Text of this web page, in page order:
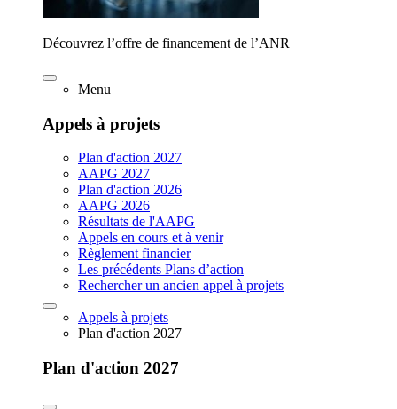
Découvrez l’offre de financement de l’ANR
Menu
Appels à projets
Plan d'action 2027
AAPG 2027
Plan d'action 2026
AAPG 2026
Résultats de l'AAPG
Appels en cours et à venir
Règlement financier
Les précédents Plans d’action
Rechercher un ancien appel à projets
Appels à projets
Plan d'action 2027
Plan d'action 2027